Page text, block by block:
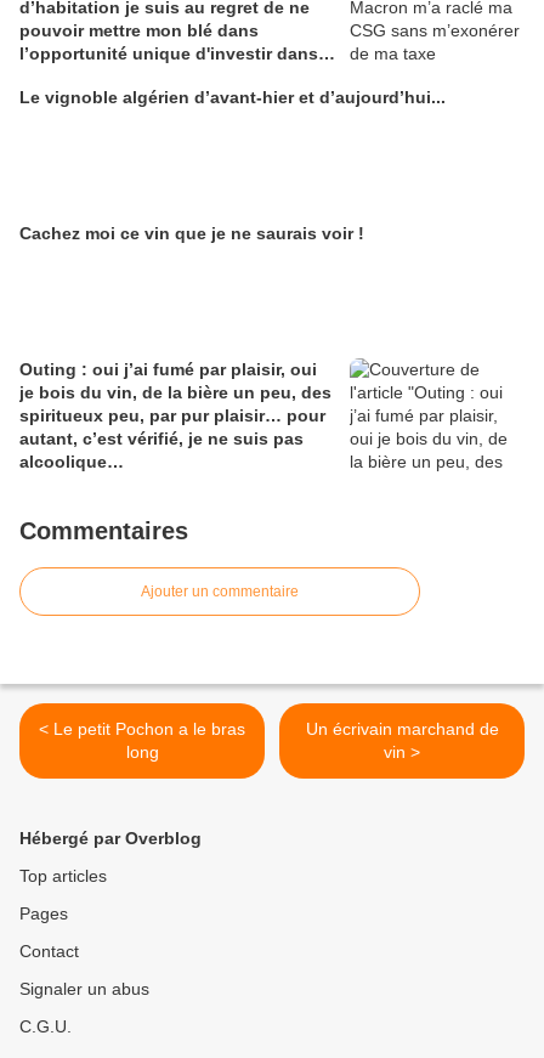
d’habitation je suis au regret de ne
pouvoir mettre mon blé dans
l’opportunité unique d'investir dans
Alain Edouard
Le vignoble algérien d’avant-hier et d’aujourd’hui...
Cachez moi ce vin que je ne saurais voir !
Outing : oui j’ai fumé par plaisir, oui
je bois du vin, de la bière un peu, des
spiritueux peu, par pur plaisir… pour
autant, c’est vérifié, je ne suis pas
alcoolique…
Commentaires
Ajouter un commentaire
< Le petit Pochon a le bras
long
Un écrivain marchand de
vin >
Hébergé par Overblog
Top articles
Pages
Contact
Signaler un abus
C.G.U.